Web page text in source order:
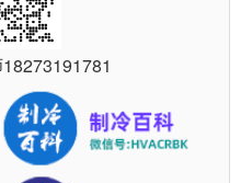
18273191781